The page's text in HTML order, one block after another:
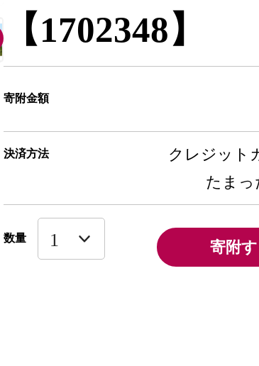
【1702348】
寄附金額
決済方法
クレジット
たまっ
数量 寄附